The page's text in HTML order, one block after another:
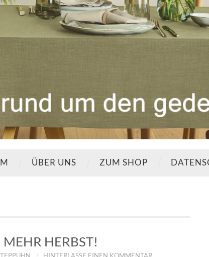
ÜBER UNS ZUM SHOP
HERBST!